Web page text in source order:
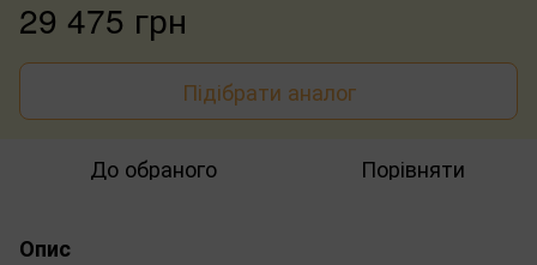
29 475 грн
Підібрати аналог
До обраного Порівняти
Опис